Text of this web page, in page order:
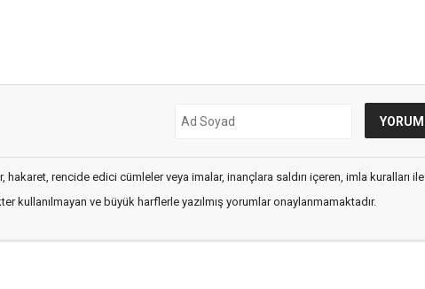
hakaret, rencide edici cümleler veya imalar, inançlara saldırı içeren, imla kuralları ile
kullanılmayan ve büyük harflerle yazılmış yorumlar onaylanmamaktadır.